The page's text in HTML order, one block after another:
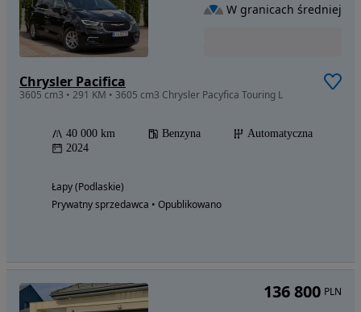
Chrysler Pacifica
3605 cm3 • 291 KM • 3605 cm3 Chrysler Pacyfica Touring L
40 000 km Benzyna
Automatyczna
2024
Łapy (Podlaskie)
Prywatny sprzedawca • Opublikowano
W granicach średniej
136 800 PLN